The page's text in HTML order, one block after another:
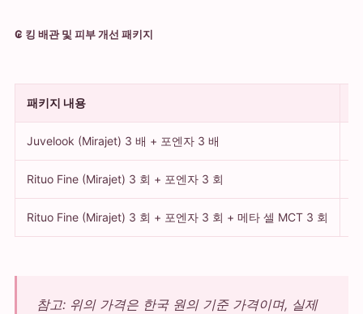
₢ 킹 배관 및 피부 개선 패키지
패키지 내용
Juvelook (Mirajet) 3 배 + 포엔자 3 배
Rituo Fine (Mirajet) 3 회 + 포엔자 3 회
Rituo Fine (Mirajet) 3 회 + 포엔자 3 회 + 메타 셀 MCT 3 회
참고: 위의 가격은 한국 원의 기준 가격이며, 실제